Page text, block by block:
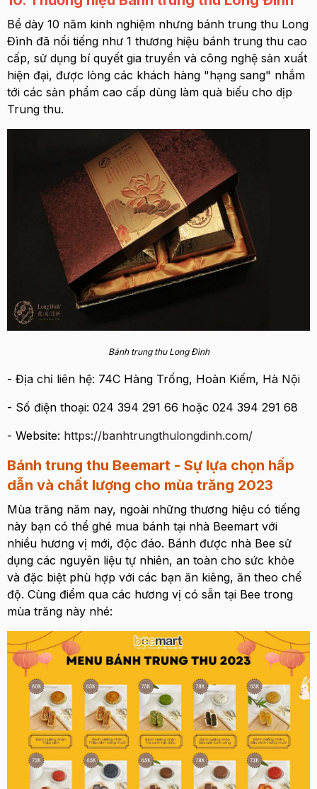
Bề dày 10 năm kinh nghiệm nhưng bánh trung thu Long
Đình đã nổi tiếng như 1 thương hiệu bánh trung thu cao
cấp, sử dụng bí quyết gia truyền và công nghệ sản xuất
hiện đại, được lòng các khách hàng "hạng sang" nhắm
tới các sản phẩm cao cấp dùng làm quà biếu cho dịp
Trung thu.
Bánh trung thu Long Đình
- Địa chỉ liên hệ: 74C Hàng Trống, Hoàn Kiếm, Hà Nội
- Số điện thoại: 024 394 291 66 hoặc 024 394 291 68
- Website: https://banhtrungthulongdinh.com/
Bánh trung thu Beemart - Sự lựa chọn hấp
dẫn và chất lượng cho mùa trăng 2023
Mùa trăng năm nay, ngoài những thương hiệu có tiếng
này bạn có thể ghé mua bánh tại nhà Beemart với
nhiều hương vị mới, độc đáo. Bánh được nhà Bee sử
dụng các nguyên liệu tự nhiên, an toàn cho sức khỏe
và đặc biệt phù hợp với các bạn ăn kiêng, ăn theo chế
độ. Cùng điểm qua các hương vị có sẵn tại Bee trong
mùa trăng này nhé: